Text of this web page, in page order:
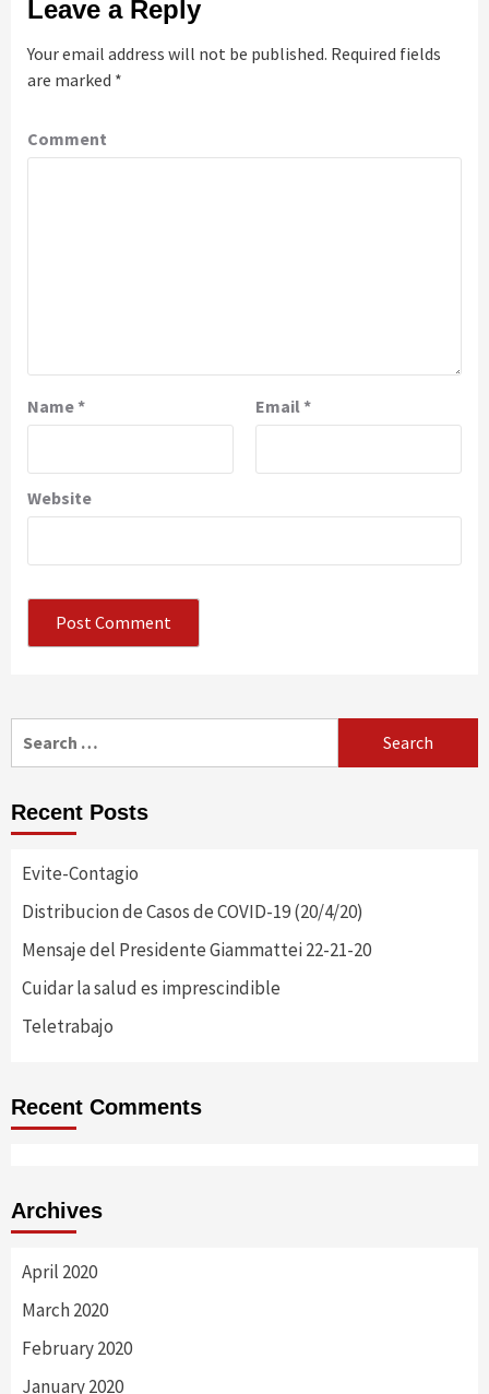
Leave a Reply
Your email address will not be published. Required fields
are marked *
Comment
Name* Email *
Website
for:
Recent Posts
Evite-Contagio
Distribucion de Casos de COVID-19 (20/4/20)
Mensaje del Presidente Giammattei 22-21-20
Cuidar la salud es imprescindible
Teletrabajo
Recent Comments
Archives
April 2020
March 2020
February 2020
January 2020